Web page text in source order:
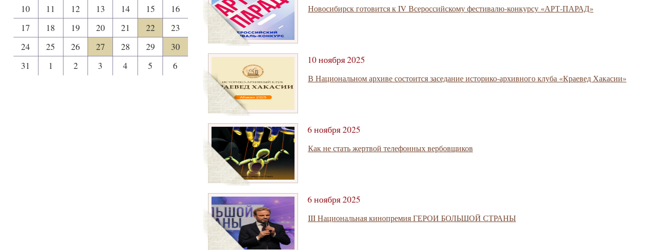
10
11 12 13 14 15
16
17
18 19 20 21 22
23
24
25 26 27 28 29
30
31
1 2 3 4 5 6
Новосибирск готовится к IV Всероссийскому фестивалю-конкурсу «АРТ-ПАРАД»
10 ноября 2025
В Национальном архиве состоится заседание историко-архивного клуба «Краевед Хакасии»
6 ноября 2025
Как не стать жертвой телефонных вербовщиков
6 ноября 2025
III Национальная кинопремия ГЕРОИ БОЛЬШОЙ СТРАНЫ